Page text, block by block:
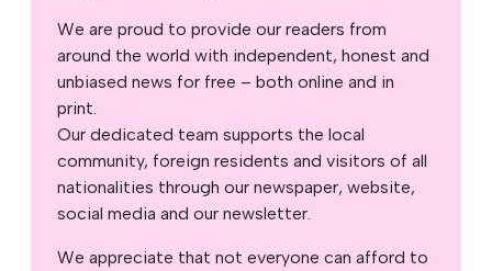
We are proud to provide our readers from
around the world with independent, honest and
unbiased news for free – both online and in
print.
Our dedicated team supports the local
community, foreign residents and visitors of all
nationalities through our newspaper, website,
social media and our newsletter.
We appreciate that not everyone can afford to